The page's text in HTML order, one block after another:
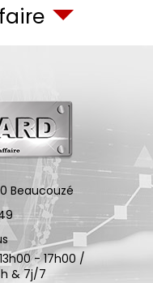
Beaucouzé
- 17h00 /
24h & 7j/7